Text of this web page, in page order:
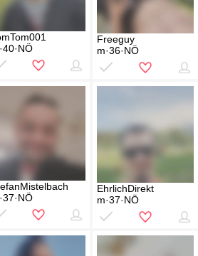
Freeguy
m·36·NÖ
EhrlichDirekt
m·37·NÖ